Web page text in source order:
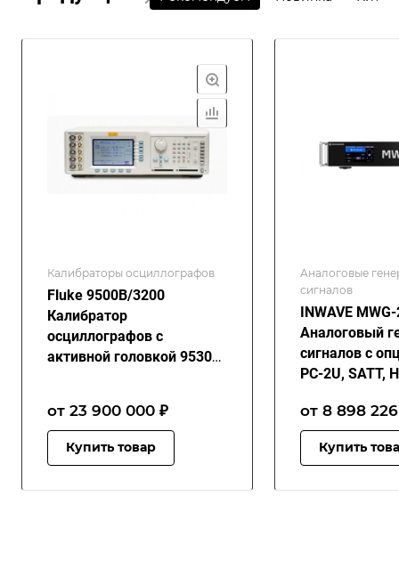
Калибраторы осциллографов
Fluke 9500B/3200
Калибратор
осциллографов с
активной головкой 9530
от 23 900 000 ₽
Купить товар
Аналоговые
сигналов
INWAVE
Аналоговый
сигналов с
PC-2U, SATT,
от 8 898
Купить